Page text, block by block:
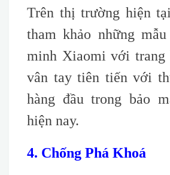
Trên thị trường hiện
tham khảo những
minh Xiaomi với trang
vân tay tiên tiến với
hàng đầu trong bảo
hiện nay.
4. Chống Phá Khoá